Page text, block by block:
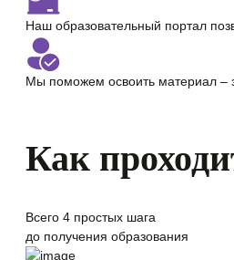
Наш образовательный портал
Мы поможем освоить материал –
Как
Всего 4 простых шага
до получения образования